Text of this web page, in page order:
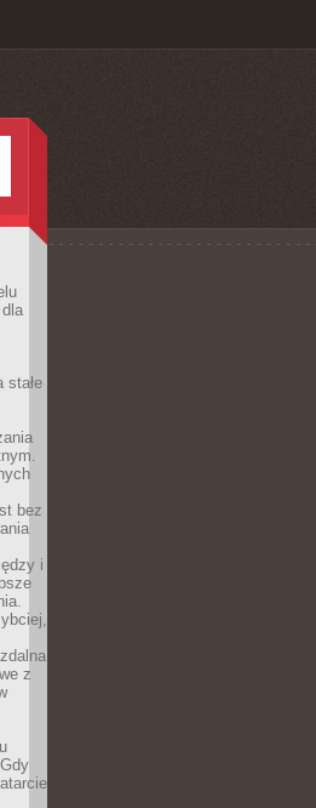
stałe
bez
i
z